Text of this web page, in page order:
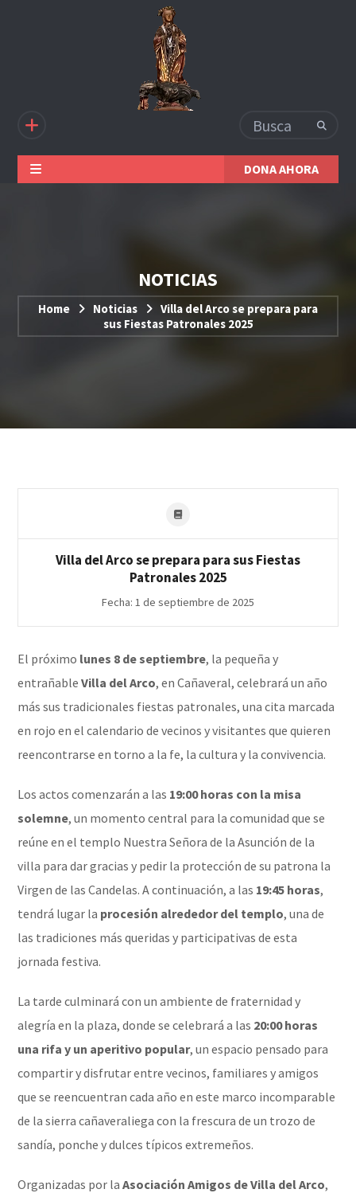
DONA AHORA
NOTICIAS
Home Noticias
Villa del Arco se prepara para
sus Fiestas Patronales 2025
Villa del Arco se prepara para sus Fiestas
Patronales 2025
Fecha: 1 de septiembre de 2025
El próximo lunes 8 de septiembre, la pequeña y
entrañableVilla del Arco, en Cañaveral, celebrará un año
más sus tradicionales fiestas patronales, una cita marcada
en rojo en el calendario de vecinos y visitantes que quieren
reencontrarse en torno a la fe, la cultura y la convivencia.
Los actos comenzarán a las 19:00 horas con la misa
solemne, un momento central para la comunidad que se
reúne en el templo Nuestra Señora de la Asunción de la
villa para dar gracias y pedir la protección de su patrona la
Virgen de las Candelas. A continuación, a las 19:45 horas,
tendrá lugar la procesión alrededor del templo, una de
las tradiciones más queridas y participativas de esta
jornada festiva.
La tarde culminará con un ambiente de fraternidad y
alegría en la plaza, donde se celebrará a las 20:00 horas
una rifa y un aperitivo popular, un espacio pensado para
compartir y disfrutar entre vecinos, familiares y amigos
que se reencuentran cada año en este marco incomparable
de la sierra cañaveraliega con la frescura de un trozo de
sandía, ponche y dulces típicos extremeños.
Organizadas por laAsociación Amigos de Villa del Arco,